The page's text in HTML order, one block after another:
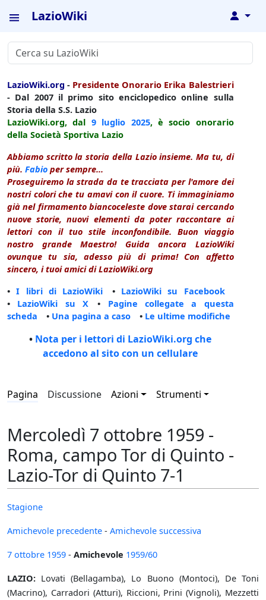
LazioWiki ↓
LazioWiki.org - Presidente Onorario Erika Balestrieri
- Dal 2007 il primo sito enciclopedico online sulla
Storia della S.S. Lazio
LazioWiki.org, dal 9 luglio 2025, è socio onorario
della Società Sportiva Lazio
Abbiamo scritto la storia della Lazio insieme. Ma tu, di
più. Fabio per sempre...
Proseguiremo la strada da te tracciata per l'amore dei
nostri colori che tu amavi con il cuore. Ti immaginiamo
già nel firmamento biancoceleste dove starai cercando
nuove storie, nuovi elementi da poter raccontare ai
lettori con il tuo stile inconfondibile. Buon viaggio
nostro grande Maestro! Guida ancora LazioWiki
ovunque tu sia, adesso più di prima! Con affetto
sincero, i tuoi amici di LazioWiki.org
•I libri di LazioWiki • LazioWiki su Facebook
• LazioWiki su X • Pagine collegate a questa
scheda • Una pagina a caso • Le ultime modifiche
• Nota per i lettori di LazioWiki.org che
accedono al sito con un cellulare
Pagina Discussione Azioni Strumenti
Mercoledì 7 ottobre 1959 -
Roma, campo Tor di Quinto -
Lazio-Tor di Quinto 7-1
Stagione
Amichevole precedente - Amichevole successiva
7 ottobre 1959 - Amichevole 1959/60
LAZIO: Lovati (Bellagamba), Lo Buono (Montoci), De Toni
(Macrino), Carradori (Atturi), Riccioni, Prini (Vignoli), Mezzetti